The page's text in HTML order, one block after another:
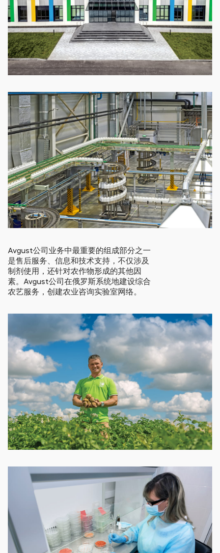
Avgust公司业务中最重要的组成部分之一
是售后服务、信息和技术支持，不仅涉及
制剂使用，还针对农作物形成的其他因
素。Avgust公司在俄罗斯系统地建设综合
农艺服务，创建农业咨询实验室网络。